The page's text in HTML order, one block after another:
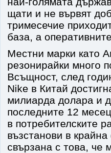
щати и не вървят
тримесечие
база, а
Местни марки като
резонирайки много
Всъщност, след
Nike в Китай
милиарда долара и
последните 12
в потребителските
възстанови в
свързана с това, че